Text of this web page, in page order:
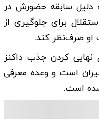
به دلیل سابقه حضورش در
برای جلوگیری از
صرف‌نظر کند.
کردن جذب داکنز
است و وعده معرفی
است.